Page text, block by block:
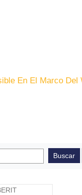
En El Marco Del